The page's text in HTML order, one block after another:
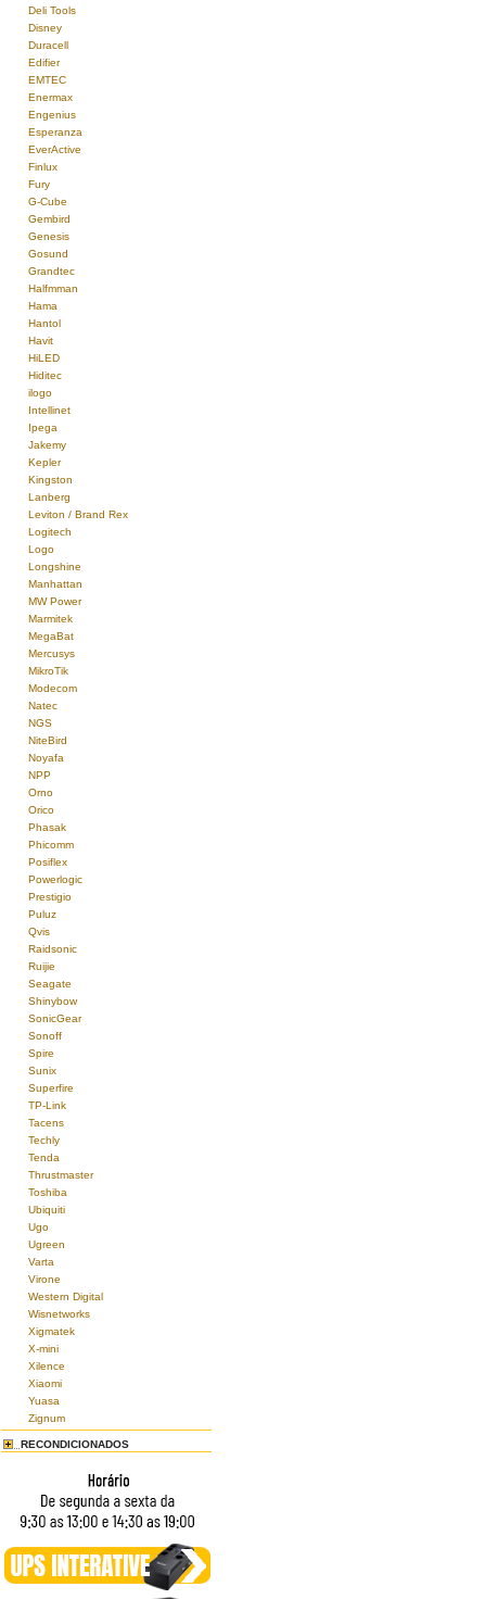
Deli Tools
Disney
Duracell
Edifier
EMTEC
Enermax
Engenius
Esperanza
EverActive
Finlux
Fury
G-Cube
Gembird
Genesis
Gosund
Grandtec
Halfmman
Hama
Hantol
Havit
HiLED
Hiditec
ilogo
Intellinet
Ipega
Jakemy
Kepler
Kingston
Lanberg
Leviton / Brand Rex
Logitech
Logo
Longshine
Manhattan
MW Power
Marmitek
MegaBat
Mercusys
MikroTik
Modecom
Natec
NGS
NiteBird
Noyafa
NPP
Orno
Orico
Phasak
Phicomm
Posiflex
Powerlogic
Prestigio
Puluz
Qvis
Raidsonic
Ruijie
Seagate
Shinybow
SonicGear
Sonoff
Spire
Sunix
Superfire
TP-Link
Tacens
Techly
Tenda
Thrustmaster
Toshiba
Ubiquiti
Ugo
Ugreen
Varta
Virone
Western Digital
Wisnetworks
Xigmatek
X-mini
Xilence
Xiaomi
Yuasa
Zignum
RECONDICIONADOS